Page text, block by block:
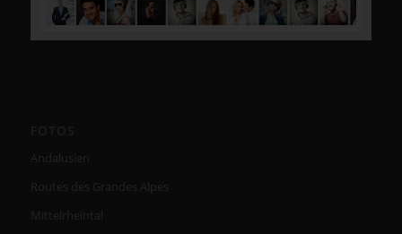
Andalusien
Routes des Grandes Alpes
Mittelrheintal